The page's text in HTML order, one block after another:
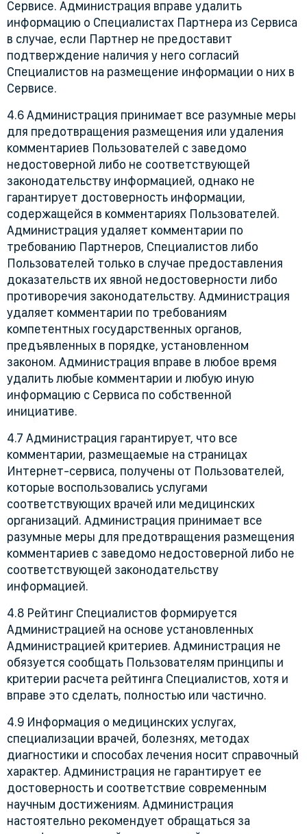
Сервисе. Администрация вправе удалить
информацию о Специалистах Партнера из Сервиса
в случае, если Партнер не предоставит
подтверждение наличия у него согласий
Специалистов на размещение информации о них в
Сервисе.
4.6 Администрация принимает все разумные меры
для предотвращения размещения или удаления
комментариев Пользователей с заведомо
недостоверной либо не соответствующей
законодательству информацией, однако не
гарантирует достоверность информации,
содержащейся в комментариях Пользователей.
Администрация удаляет комментарии по
требованию Партнеров, Специалистов либо
Пользователей только в случае предоставления
доказательств их явной недостоверности либо
противоречия законодательству. Администрация
удаляет комментарии по требованиям
компетентных государственных органов,
предъявленных в порядке, установленном
законом. Администрация вправе в любое время
удалить любые комментарии и любую иную
информацию с Сервиса по собственной
инициативе.
4.7 Администрация гарантирует, что все
комментарии, размещаемые на страницах
Интернет-сервиса, получены от Пользователей,
которые воспользовались услугами
соответствующих врачей или медицинских
организаций. Администрация принимает все
разумные меры для предотвращения размещения
комментариев с заведомо недостоверной либо не
соответствующей законодательству
информацией.
4.8 Рейтинг Специалистов формируется
Администрацией на основе установленных
Администрацией критериев. Администрация не
обязуется сообщать Пользователям принципы и
критерии расчета рейтинга Специалистов, хотя и
вправе это сделать, полностью или частично.
4.9 Информация о медицинских услугах,
специализации врачей, болезнях, методах
диагностики и способах лечения носит справочный
характер. Администрация не гарантирует ее
достоверность и соответствие современным
научным достижениям. Администрация
настоятельно рекомендует обращаться за